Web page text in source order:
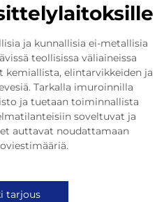
ja kunnallisia ei-metallisia
teollisissa väliaineissa
elintarvikkeiden ja
Tarkalla imuroinnilla
ja tuetaan toiminnallista
soveltuvat ja
auttavat noudattamaan
tarjous